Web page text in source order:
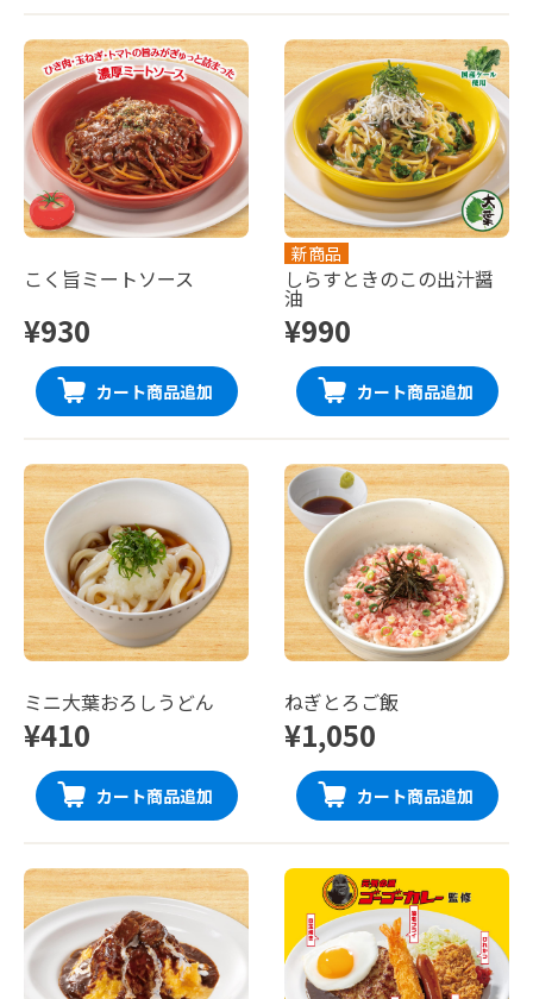
こく旨ミートソース
¥930
カート商品追加
新商品
しらすときのこの出汁醤
油
¥990
カート商品追加
ミニ大葉おろしうどん
¥410
カート商品追加
ねぎとろご飯
¥1,050
カート商品追加